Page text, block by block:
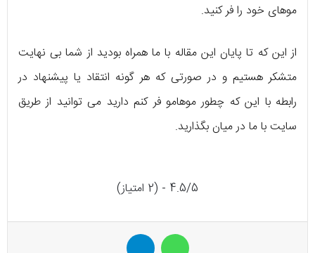
موهای خود را فر کنید.
از این که تا پایان این مقاله با ما همراه بودید از شما بی نهایت
متشکر هستیم و در صورتی که هر گونه انتقاد یا پیشنهاد در
رابطه با این که چطور موهامو فر کنم دارید می توانید از طریق
سایت با ما در میان بگذارید.
4.5/5 - (2 امتیاز)
واتس آپ